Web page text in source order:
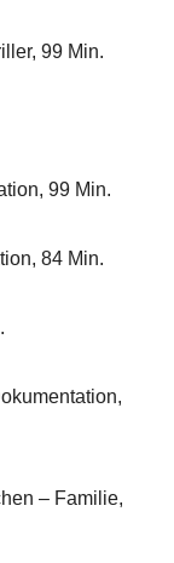
99 Min.
99 Min.
84 Min.
– Familie,